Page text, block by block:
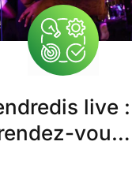
live
vou…